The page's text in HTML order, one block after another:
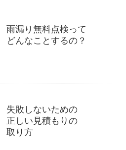
雨漏り無料点検って
どんなことするの？
失敗しないための
正しい見積もりの
取り方